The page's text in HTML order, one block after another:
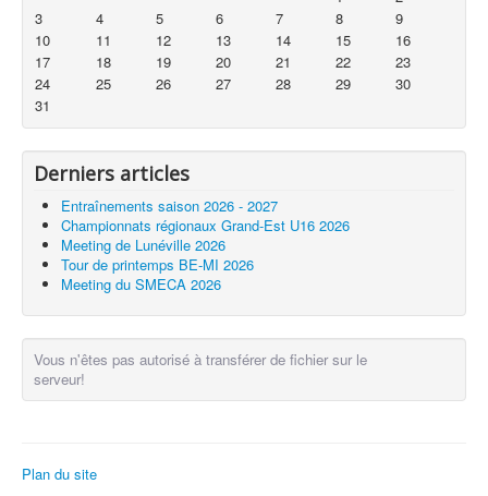
3
4 5 6 7 8
9
10
11 12 13 14 15
16
17
18 19 20 21 22
23
24
25 26 27 28 29
30
31
Derniers articles
Entraînements saison 2026 - 2027
Championnats régionaux Grand-Est U16 2026
Meeting de Lunéville 2026
Tour de printemps BE-MI 2026
Meeting du SMECA 2026
Vous n'êtes pas autorisé à transférer de fichier sur le
serveur!
Plan du site